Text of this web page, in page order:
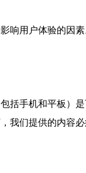
响用户体验的因
括手机和平板）
我们提供的内容